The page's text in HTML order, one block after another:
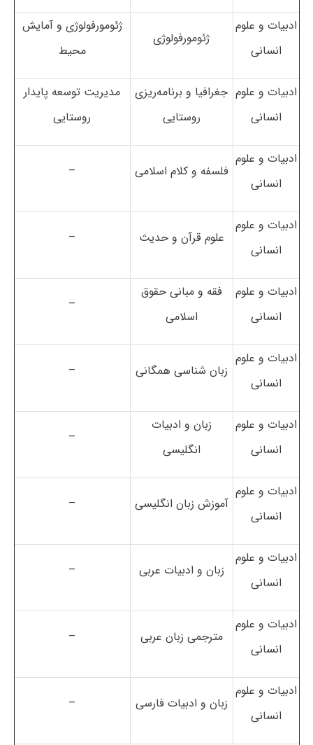
ادبیات و علوم
انسانی
ژئومورفولوژی
ژئومورفولوژی و آمایش
محیط
ادبیات و علوم
انسانی
جغرافیا و برنامه‌ریزی‌
روستایی
مدیریت توسعه پایدار
روستایی
ادبیات و علوم
انسانی
فلسفه و کلام اسلامی –
ادبیات و علوم
انسانی
علوم قرآن و حدیث –
ادبیات و علوم
انسانی
فقه و مبانی حقوق
اسلامی
–
ادبیات و علوم
انسانی
زبان شناسی همگانی –
ادبیات و علوم
انسانی
زبان و ادبیات
انگلیسی
–
ادبیات و علوم
انسانی
آموزش زبان انگلیسی –
ادبیات و علوم
انسانی
زبان و ادبیات عربی –
ادبیات و علوم
انسانی
مترجمی زبان عربی –
ادبیات و علوم
انسانی
زبان و ادبیات فارسی –